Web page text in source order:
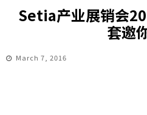
Setia产业展销会
套邀
March 7, 2016